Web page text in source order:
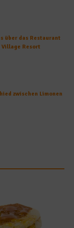
über das Restaurant
Village Resort
zwischen Limonen